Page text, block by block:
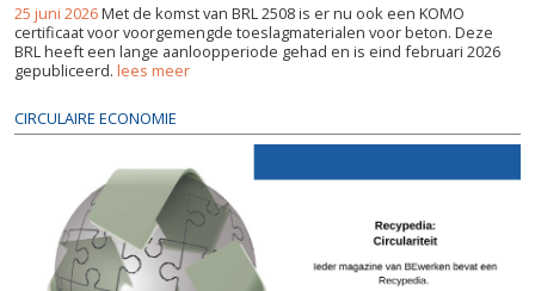
25 juni 2026Met de komst van BRL 2508 is er nu ook een KOMO
certificaat voor voorgemengde toeslagmaterialen voor beton. Deze
BRL heeft een lange aanloopperiode gehad en is eind februari 2026
gepubliceerd. lees meer
CIRCULAIRE ECONOMIE